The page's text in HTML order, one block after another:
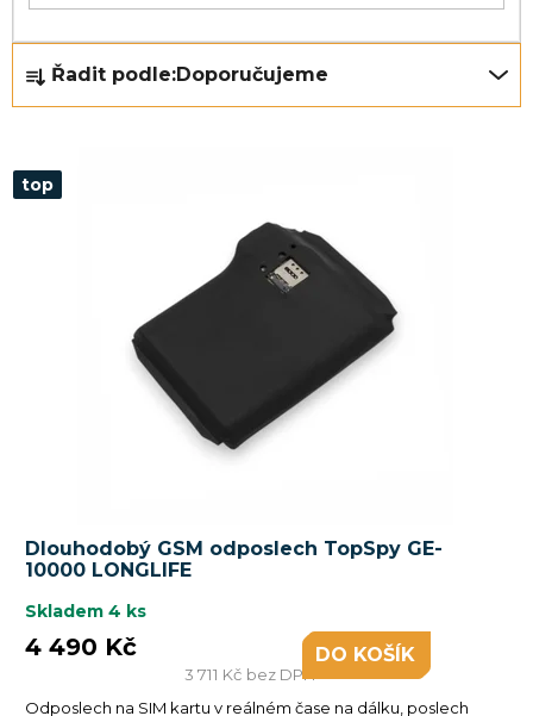
a
e
n
ů
Řadit podle:Doporučujeme
top
Dlouhodobý GSM odposlech TopSpy GE-
10000 LONGLIFE
Skladem 4 ks
3 711 Kč bez DPH
4 490 Kč DO KOŠÍKU
Odposlech na SIM kartu v reálném čase na dálku, poslech